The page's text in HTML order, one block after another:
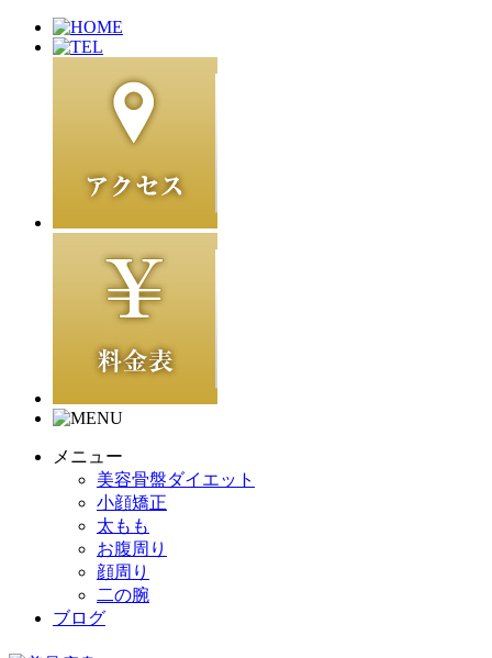
メニュー
美容骨盤ダイエット
小顔矯正
太もも
お腹周り
顔周り
二の腕
ブログ